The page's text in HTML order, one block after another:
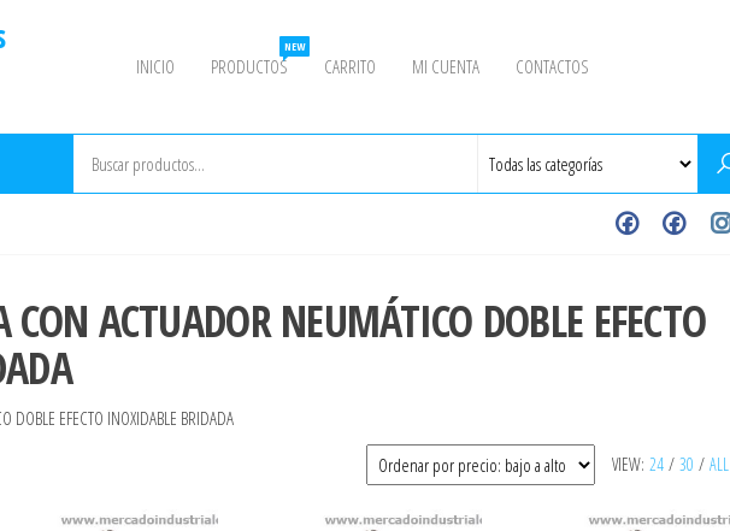
INICIO PRODUCTOS
NEW
CARRITO MI CUENTA CONTACTOS
ACTUADOR NEUMÁTICO DOBLE EFECTO
DOBLE EFECTO INOXIDABLE BRIDADA
VIEW: 24 / 30 / ALL